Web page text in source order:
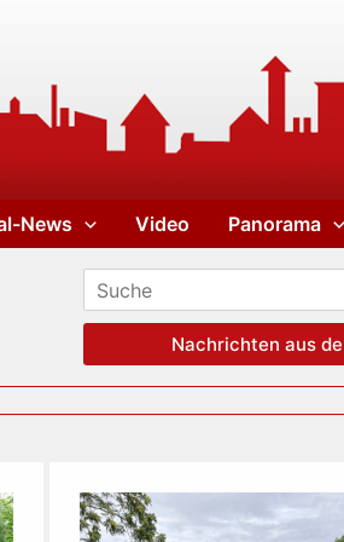
News Video Panorama
Nachrichten aus